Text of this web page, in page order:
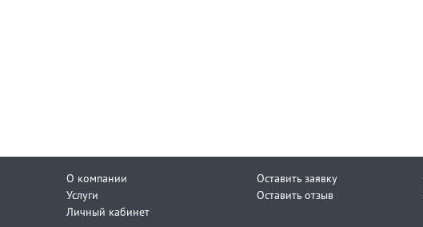
О компании
Услуги
Личный кабинет
Оставить заявку
Оставить отзыв